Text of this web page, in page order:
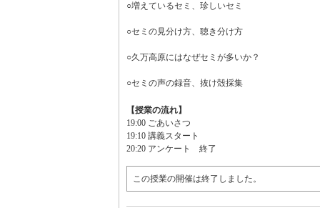
○増えているセミ、珍しいセミ
○セミの見分け方、聴き分け方
○久万高原にはなぜセミが多いか？
○セミの声の録音、抜け殻採集
【授業の流れ】
19:00 ごあいさつ
19:10 講義スタート
20:20 アンケート 終了
この授業の開催は終了しました。